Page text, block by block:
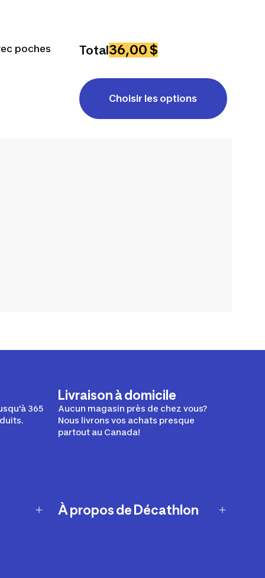
poches
Total36,00 $
Choisir les options
365
Livraison à domicile
Aucun magasin près de chez vous?
Nous livrons vos achats presque
partout au Canada!
À propos de Décathlon